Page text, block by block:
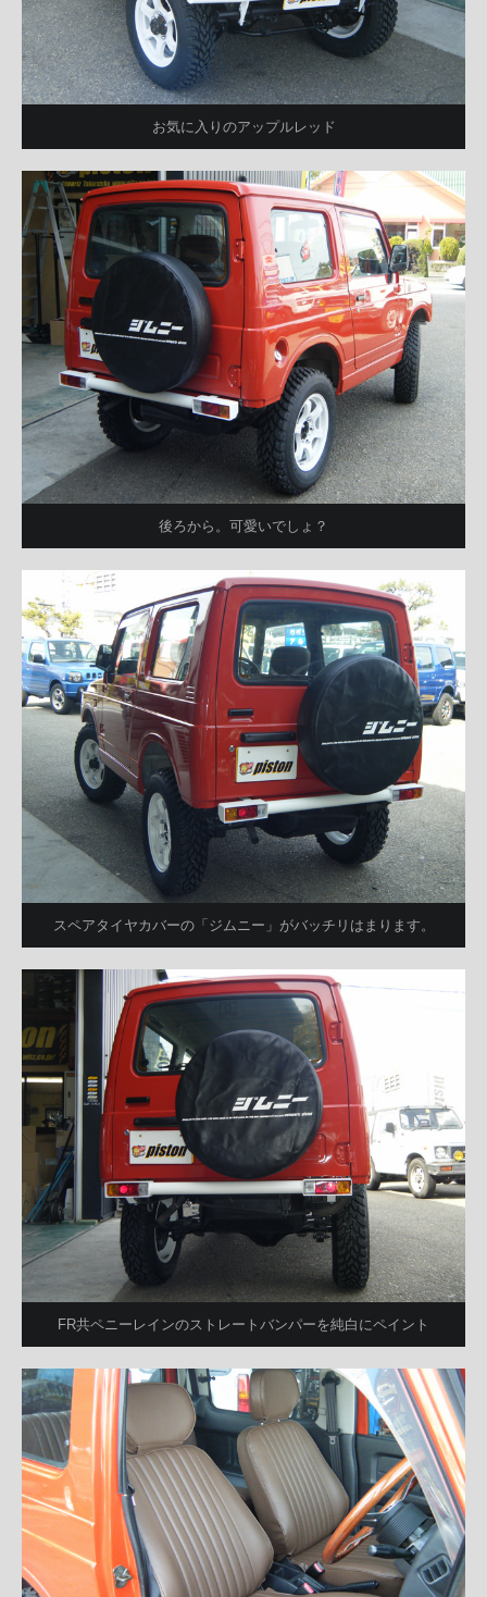
お気に入りのアップルレッド
後ろから。可愛いでしょ？
スペアタイヤカバーの「ジムニー」がバッチリはまります。
FR共ペニーレインのストレートバンパーを純白にペイント